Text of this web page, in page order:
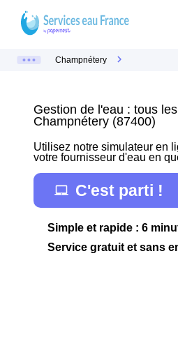
Champnétery
Gestion de l'eau : tous
Champnétery (87400)
Utilisez notre simulateur en
votre fournisseur d'eau en
C'est parti !
Simple et rapide : 6
Service gratuit et sans